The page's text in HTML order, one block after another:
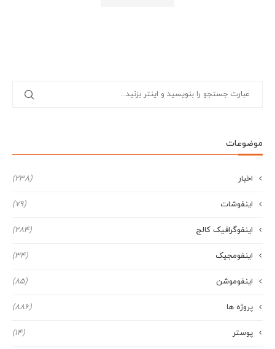
موضوعات
اخبار (238)
اینفوشات (79)
اینفوگرافیک کالج (284)
اینفومجیک (34)
اینفوموشن (85)
پروژه ها (886)
پوستر (14)